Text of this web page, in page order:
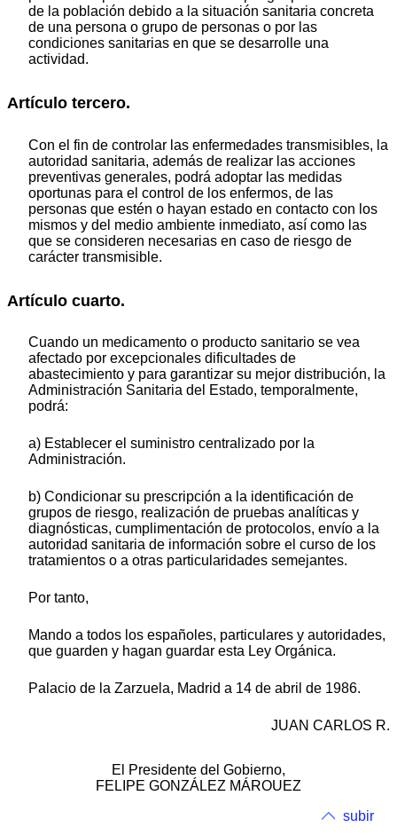
de la población debido a la situación sanitaria concreta
de una persona o grupo de personas o por las
condiciones sanitarias en que se desarrolle una
actividad.
Artículo tercero.
Con el fin de controlar las enfermedades transmisibles, la
autoridad sanitaria, además de realizar las acciones
preventivas generales, podrá adoptar las medidas
oportunas para el control de los enfermos, de las
personas que estén o hayan estado en contacto con los
mismos y del medio ambiente inmediato, así como las
que se consideren necesarias en caso de riesgo de
carácter transmisible.
Artículo cuarto.
Cuando un medicamento o producto sanitario se vea
afectado por excepcionales dificultades de
abastecimiento y para garantizar su mejor distribución, la
Administración Sanitaria del Estado, temporalmente,
podrá:
a) Establecer el suministro centralizado por la
Administración.
b) Condicionar su prescripción a la identificación de
grupos de riesgo, realización de pruebas analíticas y
diagnósticas, cumplimentación de protocolos, envío a la
autoridad sanitaria de información sobre el curso de los
tratamientos o a otras particularidades semejantes.
Por tanto,
Mando a todos los españoles, particulares y autoridades,
que guarden y hagan guardar esta Ley Orgánica.
Palacio de la Zarzuela, Madrid a 14 de abril de 1986.
JUAN CARLOS R.
El Presidente del Gobierno,
FELIPE GONZÁLEZ MÁROUEZ
subir